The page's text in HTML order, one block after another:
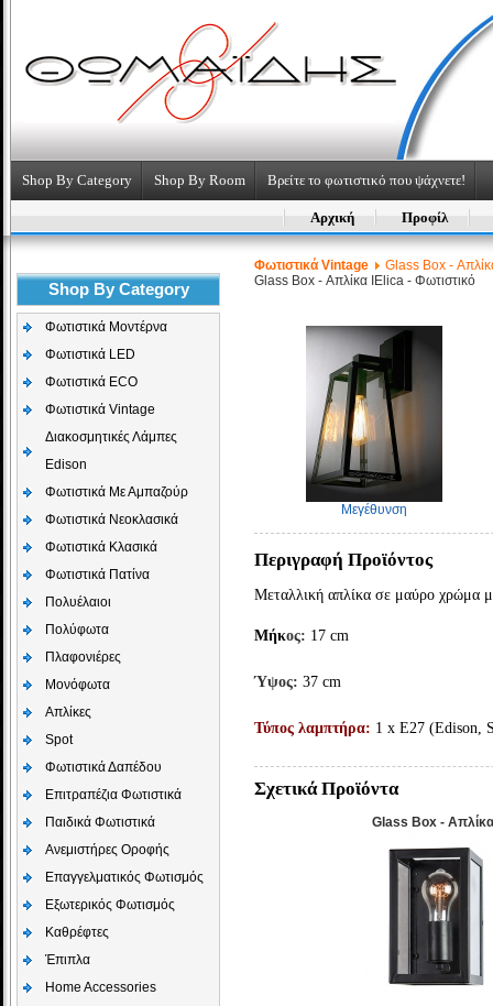
Shop By Category Shop By Room Βρείτε το φωτιστικό που ψάχνετε!
Αρχική Προφίλ
Shop By Category
Φωτιστικά Μοντέρνα
Φωτιστικά LED
Φωτιστικά ECO
Φωτιστικά Vintage
Διακοσμητικές Λάμπες
Edison
Φωτιστικά Με Αμπαζούρ
Φωτιστικά Νεοκλασικά
Φωτιστικά Κλασικά
Φωτιστικά Πατίνα
Πολυέλαιοι
Πολύφωτα
Πλαφονιέρες
Μονόφωτα
Απλίκες
Spot
Φωτιστικά Δαπέδου
Επιτραπέζια Φωτιστικά
Παιδικά Φωτιστικά
Aνεμιστήρες Οροφής
Επαγγελματικός Φωτισμός
Εξωτερικός Φωτισμός
Καθρέφτες
Έπιπλα
Home Accessories
Φωτιστικά Vintage
Glass Box -
Glass Box - Απλίκα I Elica - Φωτιστικό
Μεγέθυνση
Περιγραφή Προϊόντος
Μεταλλική απλίκα σε μαύρο χρώμα
Μήκος: 17 cm
Ύψος:37 cm
Τύπος λαμπτήρα: 1 x Ε27 (Edison,
Σχετικά Προϊόντα
Glass Box -